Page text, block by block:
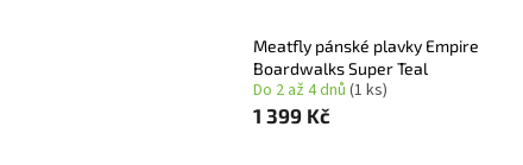
Meatfly pánské plavky Empire
Boardwalks Super Teal
Do 2 až 4 dnů (1 ks)
1 399 Kč